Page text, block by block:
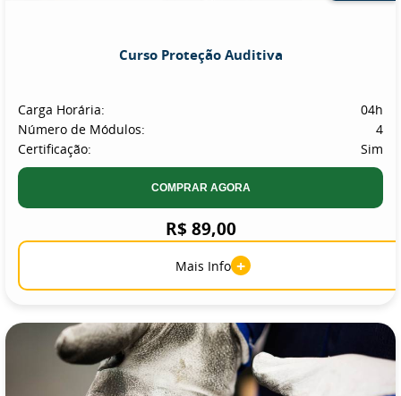
Curso Proteção Auditiva
Carga Horária:
04h
Número de Módulos:
4
Certificação:
Sim
COMPRAR AGORA
R$ 89,00
Mais Info +